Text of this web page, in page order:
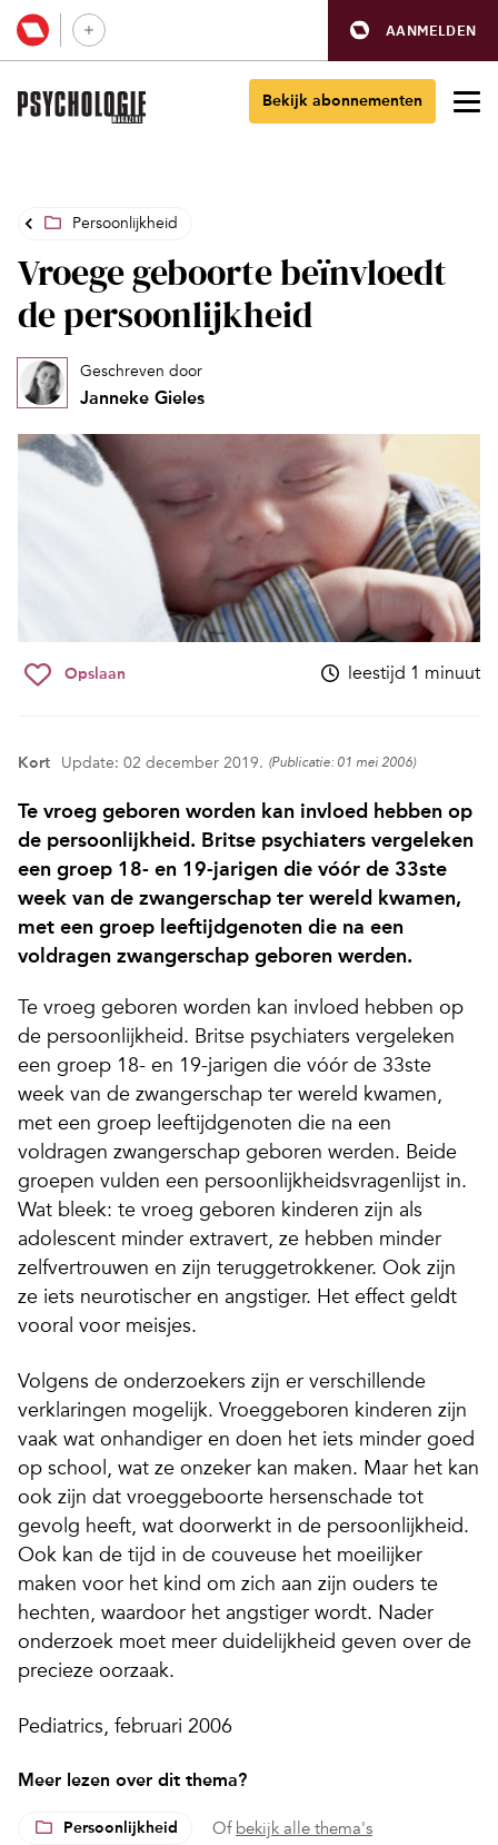
AANMELDEN
Bekijk abonnementen
Persoonlijkheid
Vroege geboorte beïnvloedt
de persoonlijkheid
Geschreven door
Janneke Gieles
Opslaan leestijd 1 minuut
Kort Update: 02 december 2019. (Publicatie: 01 mei 2006)
Te vroeg geboren worden kan invloed hebben op
de persoonlijkheid. Britse psychiaters ­vergeleken
een groep 18- en 19-jarigen die vóór de 33ste
week van de zwangerschap ter wereld kwamen,
met een groep leeftijdgenoten die na een
voldragen zwangerschap geboren werden.
Te vroeg geboren worden kan invloed hebben op
de persoonlijkheid. Britse psychiaters ­vergeleken
een groep 18- en 19-jarigen die vóór de 33ste
week van de zwangerschap ter wereld kwamen,
met een groep leeftijdgenoten die na een
voldragen zwangerschap geboren werden. Beide
groepen vulden een persoonlijkheidsvragenlijst in.
Wat bleek: te vroeg geboren kinderen zijn als
adolescent minder extravert, ze hebben minder
zelfvertrouwen en zijn teruggetrokkener. Ook zijn
ze iets neurotischer en angstiger. Het effect geldt
vooral voor meisjes.
Volgens de onderzoekers zijn er verschillende
verklaringen mogelijk. Vroeggeboren kinderen zijn
vaak wat ­onhandiger en doen het iets minder goed
op school, wat ze onzeker kan maken. Maar het kan
ook zijn dat vroeggeboorte hersenschade tot
gevolg heeft, wat doorwerkt in de persoonlijkheid.
Ook kan de tijd in de couveuse het moeilijker
maken voor het kind om zich aan zijn ouders te
hechten, waardoor het angstiger wordt. Nader
onderzoek moet meer duidelijkheid geven over de
precieze oorzaak.
Pediatrics, februari 2006
Meer lezen over dit thema?
Persoonlijkheid Of bekijk alle thema's